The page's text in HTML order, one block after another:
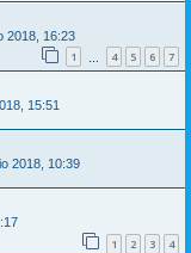
2018, 16:23
1 4 5 6 7
15:51
2018, 10:39
1 2 3 4